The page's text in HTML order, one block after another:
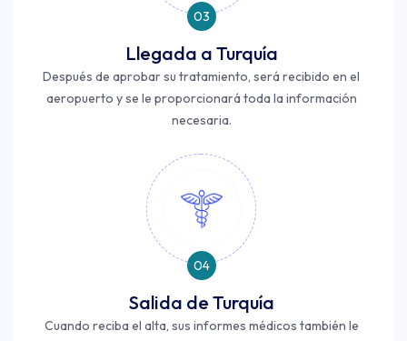
03
Llegada a Turquía
Después de aprobar su tratamiento, será recibido en el
aeropuerto y se le proporcionará toda la información
necesaria.
04
Salida de Turquía
Cuando reciba el alta, sus informes médicos también le